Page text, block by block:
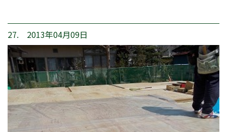
27. 2013年04月09日